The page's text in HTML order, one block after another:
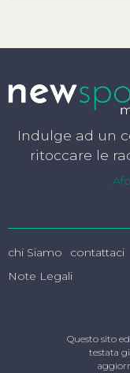
Indulge ad un
ritoccare le
chi Siamo contattaci
Note Legali
Questo sito
testata